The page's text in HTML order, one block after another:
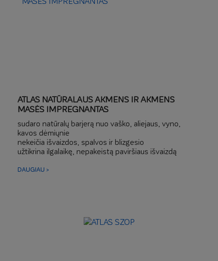
ATLAS NATŪRALAUS AKMENS IR AKMENS
MASĖS IMPREGNANTAS
sudaro natūralų barjerą nuo vaško, aliejaus, vyno,
kavos dėmiųnie
nekeičia išvaizdos, spalvos ir blizgesio
užtikrina ilgalaikę, nepakeistą paviršiaus išvaizdą
DAUGIAU >